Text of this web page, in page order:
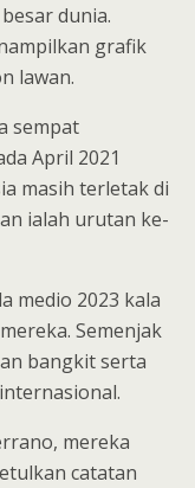
dunia.
grafik
lawan.
sempat
April 2021
masih terletak di
ialah urutan ke-
medio 2023 kala
Semenjak
bangkit serta
mereka
catatan